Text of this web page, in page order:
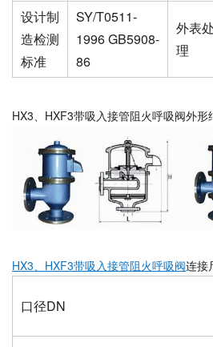
设计制
造检测
标准
SY/T0511-
1996 GB5908-
86
外表处
理
HX3、HXF3带吸入接管阻火呼吸阀外形
HX3、HXF3带吸入接管阻火呼吸阀连接
口径DN